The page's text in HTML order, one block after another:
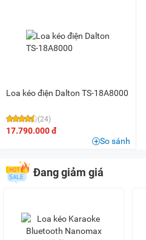
3 triệu - 5 triệu (17)
10 triệu - 15 triệu (18)
20 triệu - 25 triệu
(2)
30 triệu - 40 triệu
Loa kéo điện Dalton TS-18A8000
(24)
17.790.000 đ
So sánh
Đang giảm giá